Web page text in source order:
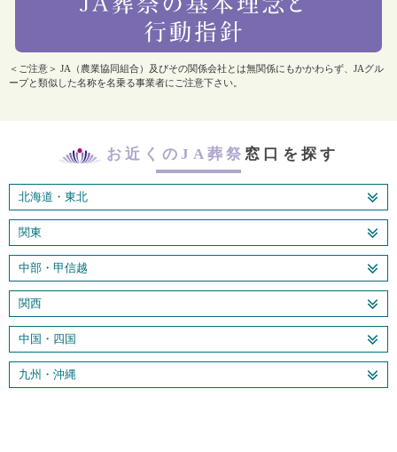
＜ご注意＞ JA（農業協同組合）及びその関係会社とは無関係にもかかわらず、JAグル
ープと類似した名称を名乗る事業者にご注意下さい。
お近くのJA葬祭 窓口を探す
北海道・東北
関東
中部・甲信越
関西
中国・四国
九州・沖縄